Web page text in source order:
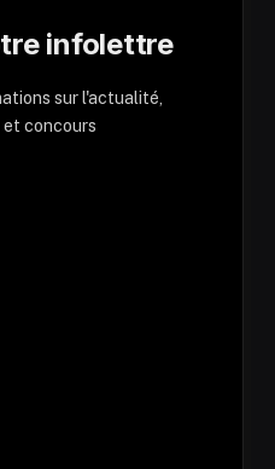
infolettre
sur l'actualité,
concours